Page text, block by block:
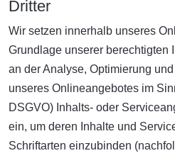
Dritter
Wir setzen innerhalb unseres
Grundlage unserer berechtigten
an der Analyse, Optimierung
unseres Onlineangebotes im
DSGVO) Inhalts- oder
ein, um deren Inhalte und
Schriftarten einzubinden